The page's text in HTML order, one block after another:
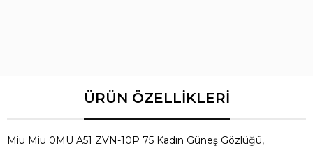
Miu Miu 0MU A51 ZVN-10P 75 Kadın Güneş Gözlüğü,